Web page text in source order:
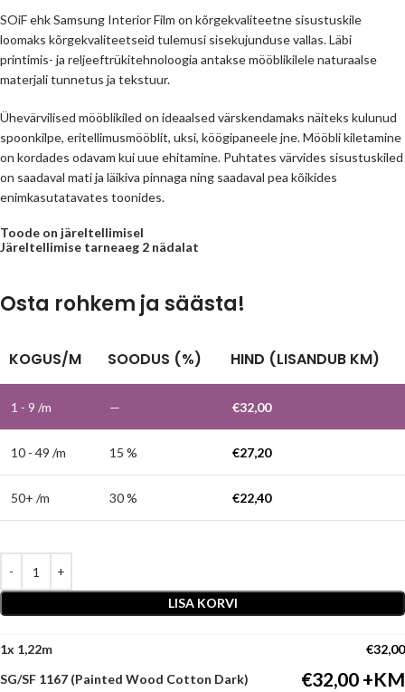
SOiF ehk Samsung Interior Film on kõrgekvaliteetne sisustuskile
loomaks kõrgekvaliteetseid tulemusi sisekujunduse vallas. Läbi
printimis- ja reljeeftrükitehnoloogia antakse mööblikilele naturaalse
materjali tunnetus ja tekstuur.
Ühevärvilised mööblikiled on ideaalsed värskendamaks näiteks kulunud
spoonkilpe, eritellimusmööblit, uksi, köögipaneele jne. Mööbli kiletamine
on kordades odavam kui uue ehitamine. Puhtates värvides sisustuskiled
on saadaval mati ja läikiva pinnaga ning saadaval pea kõikides
enimkasutatavates toonides.
Toode on järeltellimisel
Järeltellimise tarneaeg 2 nädalat
Osta rohkem ja säästa!
KOGUS/M SOODUS (%) HIND (LISANDUB KM)
1 - 9 /m — €32,00
10 - 49 /m 15 % €27,20
50+ /m 30 % €22,40
LISA KORVI
1x €32,00
SG/SF 1167 (Painted Wood Cotton Dark)
€32,00